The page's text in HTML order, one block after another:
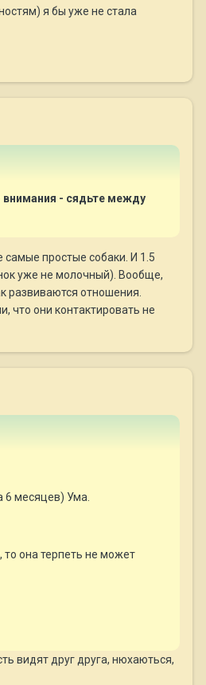
я бы уже не стала
внимания - сядьте между
самые простые собаки. И 1.5
уже не молочный). Вообще,
развиваются отношения.
что они контактировать не
6 месяцев) Ума.
то она терпеть не может
видят друг друга, нюхаються,